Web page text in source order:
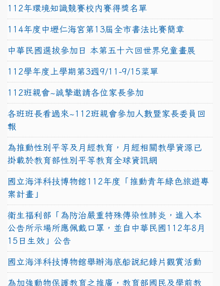
112年環境知識競賽校內賽得獎名單
114年度中壢仁海宮第13屆全市書法比賽簡章
中華民國選拔參加日 本第五十六回世界兒童畫展
112學年度上學期第3週9/11-9/15菜單
112班親會~誠摯邀請各位家長參加
各班班長看過來~112班親會參加人數暨家長委員回
報
為推動性別平等及月經教育，月經相關教學資源已
掛載於教育部性別平等教育全球資訊網
國立海洋科技博物館112年度「推動青年綠色旅遊專
案計畫」
衛生福利部「為防治嚴重特殊傳染性肺炎，進入本
公告所示場所應佩戴口罩，並自中華民國112年8月
15日生效」公告
國立海洋科技博物館舉辦海底船說紀錄片觀賞活動
為加強動物保護教育之推廣，教育部國民及學前教